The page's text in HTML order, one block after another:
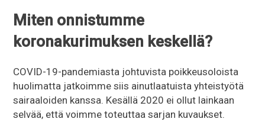
Miten onnistumme
koronakurimuksen keskellä?
COVID-19-pandemiasta johtuvista poikkeusoloista
huolimatta jatkoimme siis ainutlaatuista yhteistyötä
sairaaloiden kanssa. Kesällä 2020 ei ollut lainkaan
selvää, että voimme toteuttaa sarjan kuvaukset.